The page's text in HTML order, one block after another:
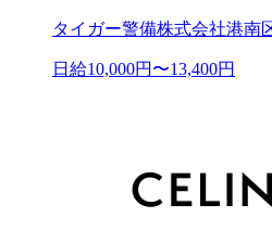
タイガー警備株式会社港南
日給10,000円〜13,400円